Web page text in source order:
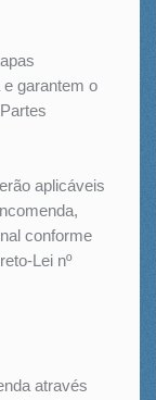
garantem o
aplicáveis
conforme
Lei nº
através